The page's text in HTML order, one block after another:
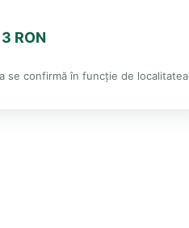
RON
se confirmă în funcție de localitatea